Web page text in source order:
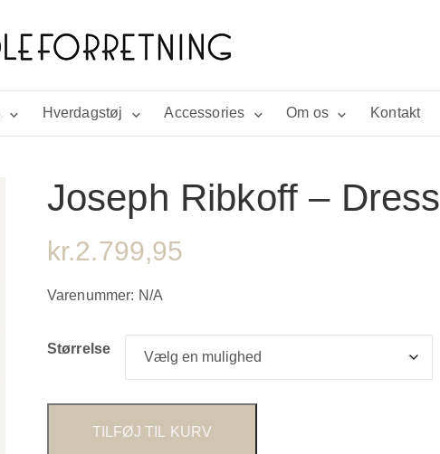
Hverdagstøj Accessories Om os Kontakt
Joseph Ribkoff – Dress
kr.2.799,95
Varenummer: N/A
Størrelse
TILFØJ TIL KURV